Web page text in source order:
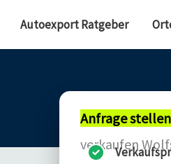
Autoexport Ratgeber
Anfrage stellen
verkaufen